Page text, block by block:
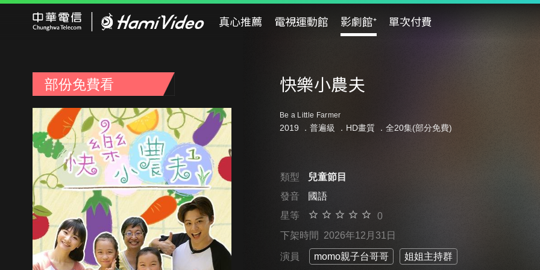
真心推薦 電視運動館 影劇館⁺ 單次付費
部份免費看 快樂小農夫
Be a Little Farmer
2019 ． 普遍級 ．HD畫質 ．全20集(部分免費)
類型
兒童節目
發音
國語
星等
0
下架時間 2026年12月31日
演員 momo親子台哥哥 姐姐主持群